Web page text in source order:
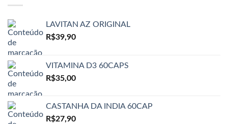
LAVITAN AZ ORIGINAL
R$39,90
VITAMINA D3 60CAPS
R$35,00
CASTANHA DA INDIA 60CAP
R$27,90